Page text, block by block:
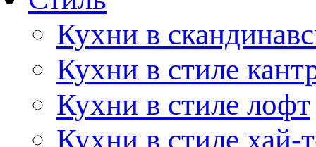
Кухни в
Кухни в стиле
Кухни в стиле лофт
Кухни в стиле хай-